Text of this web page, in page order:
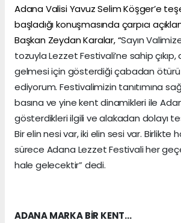
Adana Valisi Yavuz Selim Köşger’e
başladığı konuşmasında çarpıcı
Başkan Zeydan Karalar, “Sayın
tozuyla Lezzet Festivali’ne sahip
gelmesi için gösterdiği çabadan
ediyorum. Festivalimizin tanıtımına
basına ve yine kent dinamikleri ile
gösterdikleri ilgili ve alakadan dolayı
Bir elin nesi var, iki elin sesi var.
sürece Adana Lezzet Festivali her
hale gelecektir” dedi.
ADANA MARKA BİR KENT…